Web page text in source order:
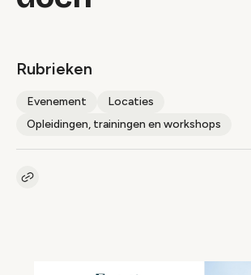
Rubrieken
Evenement
Locaties
Opleidingen, trainingen en workshops
Kopieer link naar artikel